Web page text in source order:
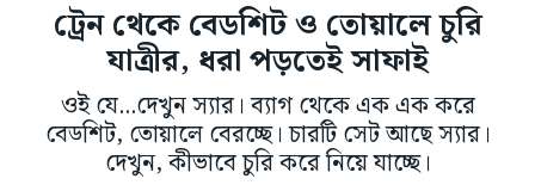
ট্রেন থেকে বেডশিট ও তোয়ালে চুরি
যাত্রীর, ধরা পড়তেই সাফাই
ওই যে...দেখুন স্যার। ব্যাগ থেকে এক এক করে
বেডশিট, তোয়ালে বেরচ্ছে। চারটি সেট আছে স্যার।
দেখুন, কীভাবে চুরি করে নিয়ে যাচ্ছে।